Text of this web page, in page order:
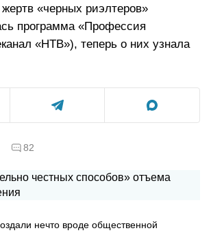
жертв «черных риэлтеров»
программа «Профессия
«НТВ»), теперь о них узнала
82
нечто вроде общественной